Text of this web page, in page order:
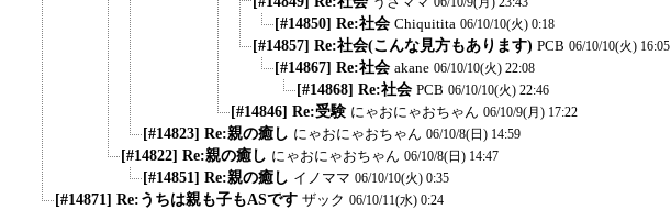
[#14850] Re:社会 Chiquitita 06/10/10(火) 0:18
[#14857] Re:社会(こんな見方もあります) PCB 06/10/10(火) 16:05
[#14867] Re:社会 akane 06/10/10(火) 22:08
[#14868] Re:社会 PCB 06/10/10(火) 22:46
[#14846] Re:受験 にゃおにゃおちゃん 06/10/9(月) 17:22
[#14823] Re:親の癒し にゃおにゃおちゃん 06/10/8(日) 14:59
[#14822] Re:親の癒し にゃおにゃおちゃん 06/10/8(日) 14:47
[#14851] Re:親の癒し イノママ 06/10/10(火) 0:35
[#14871] Re:うちは親も子もASです ザック 06/10/11(水) 0:24